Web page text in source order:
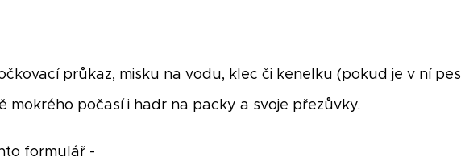
průkaz, misku na vodu, klec či kenelku (pokud je v ní pes
počasí i hadr na packy a svoje přezůvky.
formulář -